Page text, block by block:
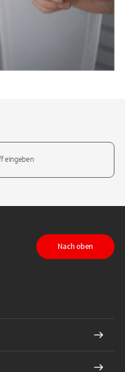
TikTokauf LinkedIn
Nach oben